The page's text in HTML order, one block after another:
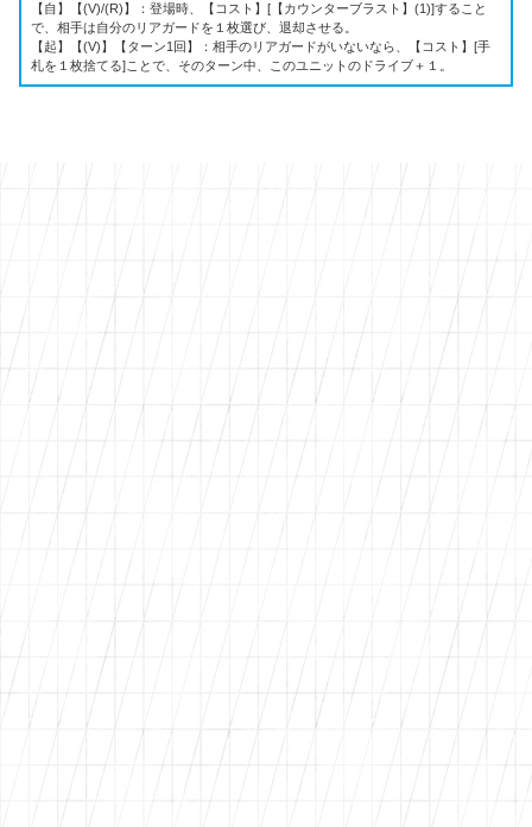
【自】【(V)/(R)】：登場時、【コスト】[【カウンターブラスト】(1)]すること
で、相手は自分のリアガードを１枚選び、退却させる。
【起】【(V)】【ターン1回】：相手のリアガードがいないなら、【コスト】[手
札を１枚捨てる]ことで、そのターン中、このユニットのドライブ＋１。